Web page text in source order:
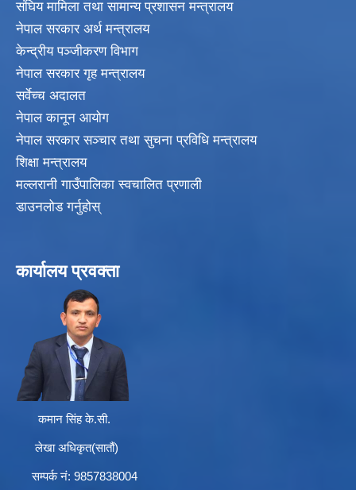
संघिय मामिला तथा सामान्य प्रशासन मन्त्रालय
नेपाल सरकार अर्थ मन्त्रालय
केन्द्रीय पञ्जीकरण विभाग
नेपाल सरकार गृह मन्त्रालय
सर्वेच्च अदालत
नेपाल कानून आयोग
नेपाल सरकार सञ्चार तथा सुचना प्रविधि मन्त्रालय
शिक्षा मन्त्रालय
मल्लरानी गाउँपालिका स्वचालित प्रणाली
डाउनलोड गर्नुहोस्
कार्यालय प्रवक्ता
कमान सिंह के.सी.
लेखा अधिकृत(सातौं)
सम्पर्क न‌ं: 9857838004